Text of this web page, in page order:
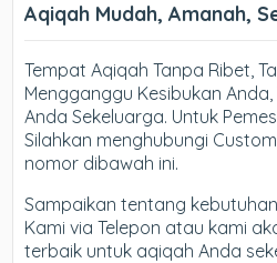
Aqiqah Mudah, Amanah,
Tempat Aqiqah Tanpa Ribet,
Mengganggu Kesibukan
Anda Sekeluarga. Untuk
Silahkan menghubungi
nomor dibawah ini.
Sampaikan tentang
Kami via Telepon atau kami
terbaik untuk aqiqah Anda